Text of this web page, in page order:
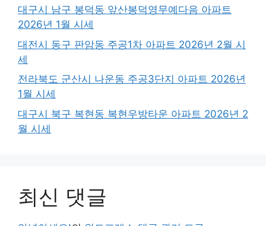
대구시 남구 봉덕동 앞산봉덕영무예다음 아파트
2026년 1월 시세
대전시 동구 판암동 주공1차 아파트 2026년 2월 시
세
전라북도 군산시 나운동 주공3단지 아파트 2026년
1월 시세
대구시 북구 복현동 복현우방타운 아파트 2026년 2
월 시세
최신 댓글